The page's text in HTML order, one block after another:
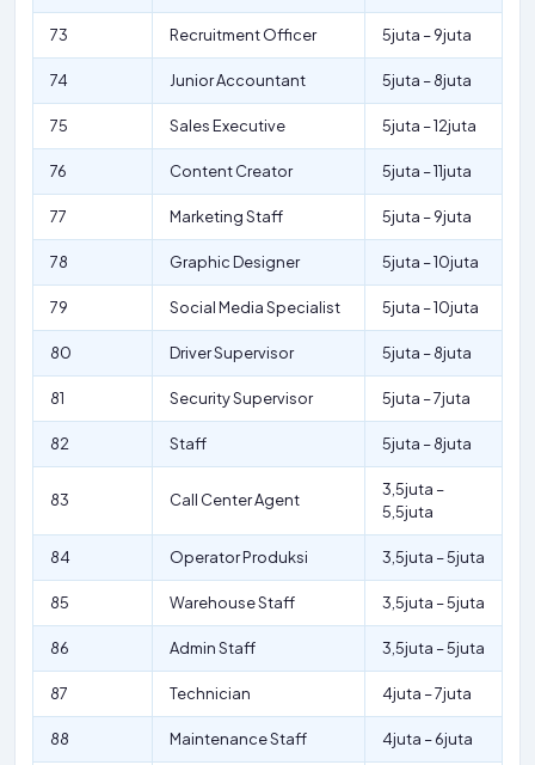
73 Recruitment Officer 5juta – 9juta
74 Junior Accountant 5juta – 8juta
75 Sales Executive 5juta – 12juta
76 Content Creator 5juta – 11juta
77 Marketing Staff 5juta – 9juta
78 Graphic Designer 5juta – 10juta
79 Social Media Specialist 5juta – 10juta
80 Driver Supervisor 5juta – 8juta
81 Security Supervisor 5juta – 7juta
82 Staff 5juta – 8juta
83 Call Center Agent
3,5juta –
5,5juta
84 Operator Produksi 3,5juta – 5juta
85 Warehouse Staff 3,5juta – 5juta
86 Admin Staff 3,5juta – 5juta
87 Technician 4juta – 7juta
88 Maintenance Staff 4juta – 6juta